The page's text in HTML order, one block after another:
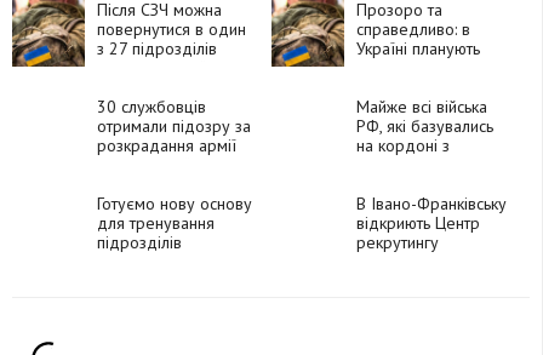
Після СЗЧ можна
повернутися в один
з 27 підрозділів
Прозоро та
справедливо: в
Україні планують
можливої ротації на
фронт
30 службовців
отримали підозру за
розкрадання армії
є прикарпатці
Майже всі війська
РФ, які базувались
на кордоні з
в Україну
Готуємо нову основу
для тренування
підрозділів
В Івано-Франківську
відкриють Центр
рекрутингу